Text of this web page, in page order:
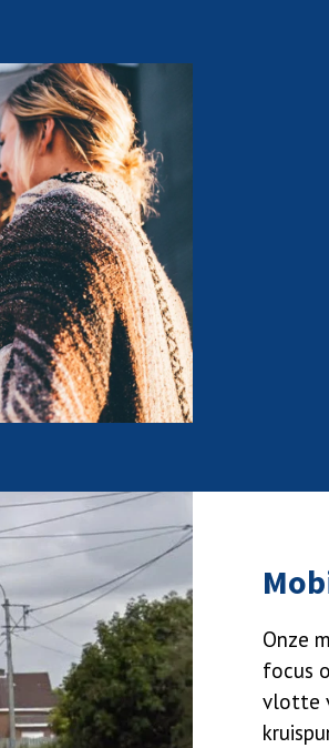
Onze
focus
vlotte